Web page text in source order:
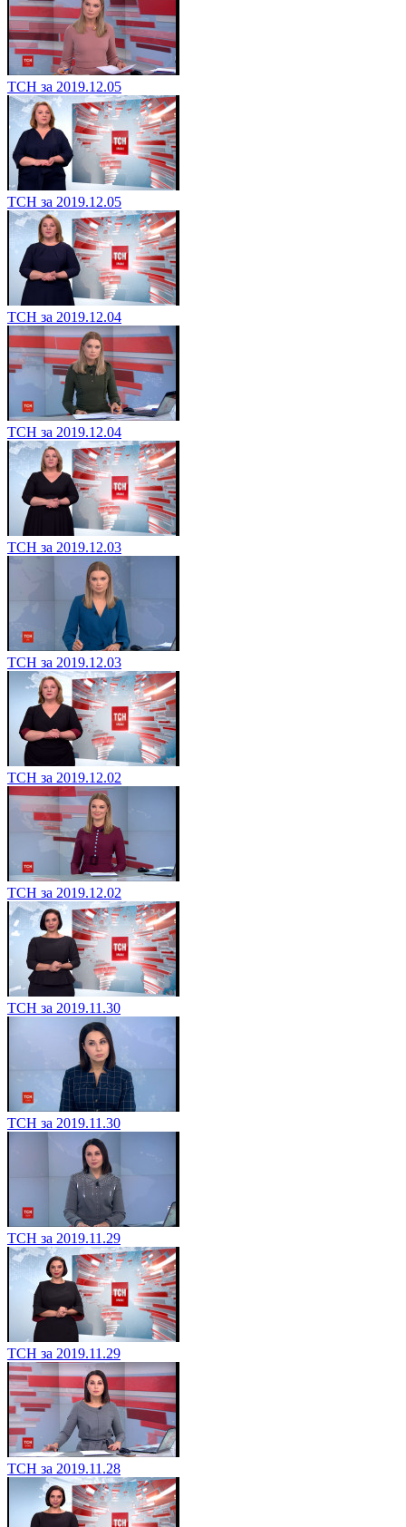
ТСН за 2019.12.05
ТСН за 2019.12.05
ТСН за 2019.12.04
ТСН за 2019.12.04
ТСН за 2019.12.03
ТСН за 2019.12.03
ТСН за 2019.12.02
ТСН за 2019.12.02
ТСН за 2019.11.30
ТСН за 2019.11.30
ТСН за 2019.11.29
ТСН за 2019.11.29
ТСН за 2019.11.28